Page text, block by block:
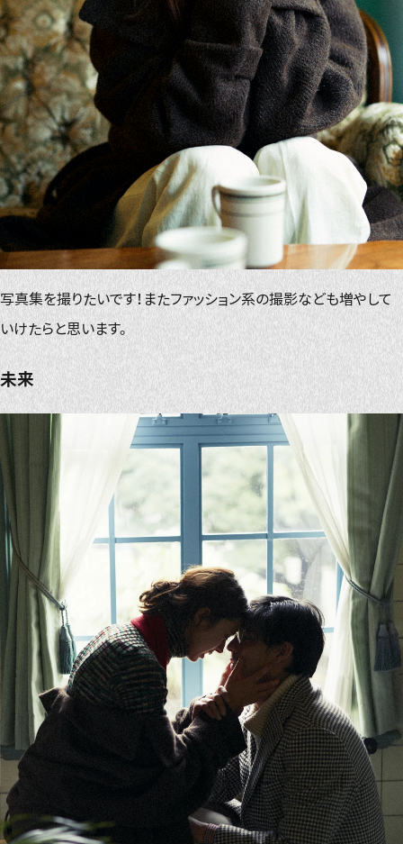
写真集を撮りたいです！またファッション系の撮影なども増やして
いけたらと思います。
未来